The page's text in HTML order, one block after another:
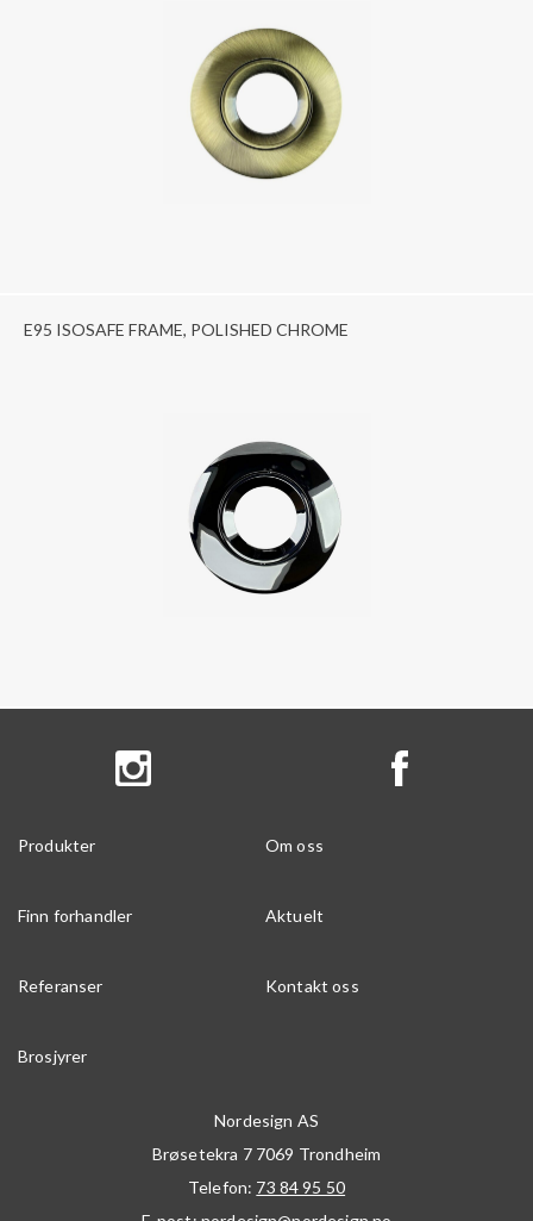
E95 ISOSAFE FRAME, POLISHED CHROME
Produkter Om oss
Finn forhandler Aktuelt
Referanser Kontakt oss
Brosjyrer
Nordesign AS
Brøsetekra 7 7069 Trondheim
Telefon: 73 84 95 50